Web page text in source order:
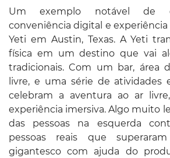
Um exemplo notável de
conveniência digital e experiência
Yeti em Austin, Texas. A Yeti
física em um destino que vai
tradicionais. Com um bar, área
livre, e uma série de atividades
celebram a aventura ao ar
experiência imersiva. Algo muito
das pessoas na esquerda
pessoas reais que
gigantesco com ajuda do